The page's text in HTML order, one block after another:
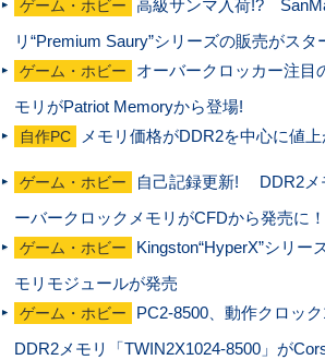
ゲーム・ホビー
高級サンマ入荷!?
リ“Premium Saury”シリーズの販売がスタ
ゲーム・ホビー
オーバークロッカー注
モリがPatriot Memoryから登場!
自作PC メモリ価格がDDR2を中心に値
ゲーム・ホビー
自己記録更新! DDR2メ
ーバークロックメモリがCFDから発売に！
ゲーム・ホビー
Kingston“HyperX”シリー
モリモジュールが発売
ゲーム・ホビー
PC2-8500、動作クロッ
DDR2メモリ「TWIN2X1024-8500」が